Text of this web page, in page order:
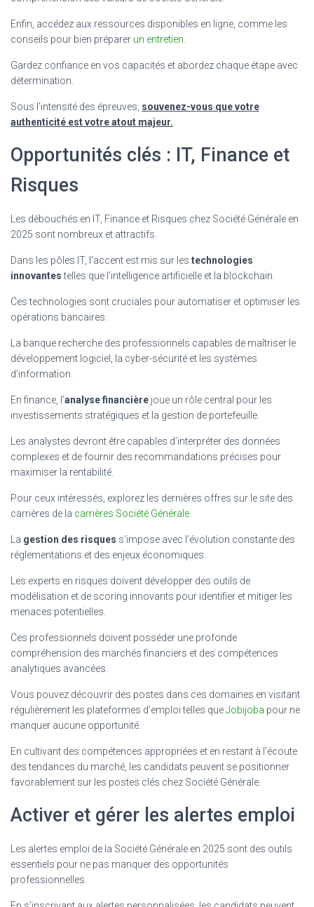
Enfin, accédez aux ressources disponibles en ligne, comme les
conseils pour bien préparer un entretien
Gardez confiance en vos capacités et abordez chaque étape avec
détermination.
Sous l’intensité des épreuves, souvenez-vous que votre
authenticité est votre atout majeur.
Opportunités clés : IT, Finance et
Risques
Les débouchés en IT, Finance et Risques chez Société Générale en
2025 sont nombreux et attractifs.
Dans les pôles IT, l’accent est mis sur les technologies
innovantestelles que l’intelligence artificielle et la blockchain.
Ces technologies sont cruciales pour automatiser et optimiser les
opérations bancaires.
La banque recherche des professionnels capables de maîtriser le
développement logiciel, la cyber-sécurité et les systèmes
d’information.
En finance, l’analyse financière joue un rôle central pour les
investissements stratégiques et la gestion de portefeuille.
Les analystes devront être capables d’interpréter des données
complexes et de fournir des recommandations précises pour
maximiser la rentabilité.
Pour ceux intéressés, explorez les dernières offres sur le site des
carrières de la carrières Société Générale
La gestion des risques s’impose avec l’évolution constante des
réglementations et des enjeux économiques.
Les experts en risques doivent développer des outils de
modélisation et de scoring innovants pour identifier et mitiger les
menaces potentielles.
Ces professionnels doivent posséder une profonde
compréhension des marchés financiers et des compétences
analytiques avancées.
Vous pouvez découvrir des postes dans ces domaines en visitant
régulièrement les plateformes d’emploi telles queJobijoba pour ne
manquer aucune opportunité.
En cultivant des compétences appropriées et en restant à l’écoute
des tendances du marché, les candidats peuvent se positionner
favorablement sur les postes clés chez Société Générale.
Activer et gérer les alertes emploi
Les alertes emploi de la Société Générale en 2025 sont des outils
essentiels pour ne pas manquer des opportunités
professionnelles.